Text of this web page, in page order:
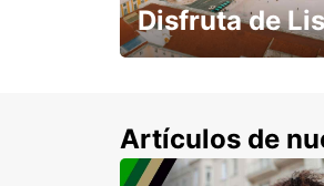
Disfruta de
Artículos de